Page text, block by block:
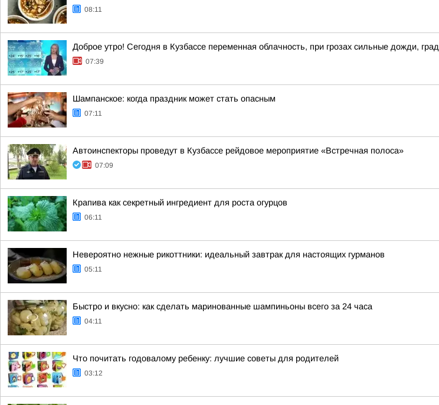
08:11
Доброе утро! Сегодня в Кузбассе переменная облачность, при грозах сильные дожди, град
07:39
Шампанское: когда праздник может стать опасным
07:11
Автоинспекторы проведут в Кузбассе рейдовое мероприятие «Встречная полоса»
07:09
Крапива как секретный ингредиент для роста огурцов
06:11
Невероятно нежные рикоттники: идеальный завтрак для настоящих гурманов
05:11
Быстро и вкусно: как сделать маринованные шампиньоны всего за 24 часа
04:11
Что почитать годовалому ребенку: лучшие советы для родителей
03:12